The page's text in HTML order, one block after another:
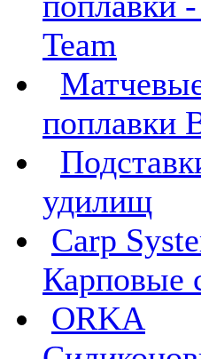
Team
поплавки
удилищ
Carp
Карповые
ORKA